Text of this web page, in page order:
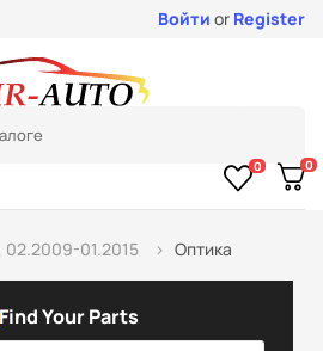
Войти or Register
0 0
02.2009-01.2015 Оптика
Find Your Parts